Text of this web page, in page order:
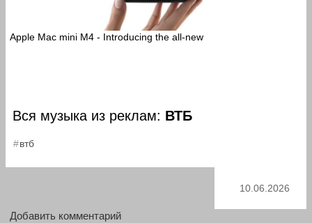
Apple Mac mini M4 - Introducing the all-new
Вся музыка из реклам: ВТБ
втб
10.06.2026
Добавить комментарий